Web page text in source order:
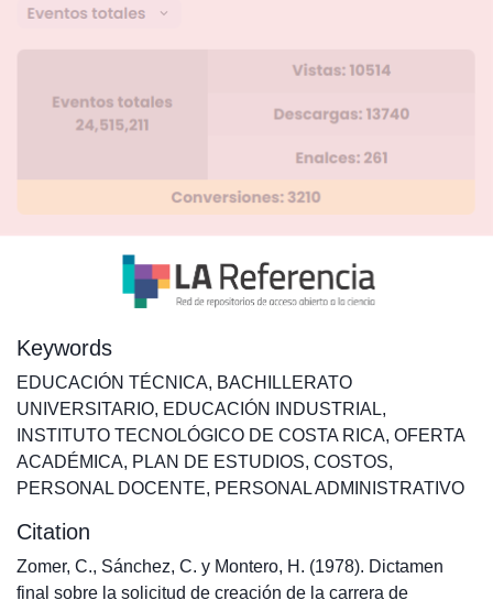
Keywords
EDUCACIÓN TÉCNICA, BACHILLERATO
UNIVERSITARIO, EDUCACIÓN INDUSTRIAL,
INSTITUTO TECNOLÓGICO DE COSTA RICA, OFERTA
ACADÉMICA, PLAN DE ESTUDIOS, COSTOS,
PERSONAL DOCENTE, PERSONAL ADMINISTRATIVO
Citation
Zomer, C., Sánchez, C. y Montero, H. (1978). Dictamen
final sobre la solicitud de creación de la carrera de